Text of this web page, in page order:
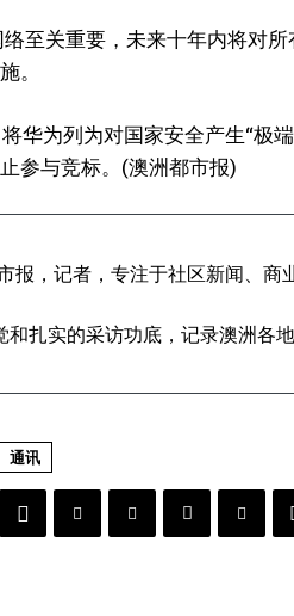
至关重要，未来十年内将对
。
华为列为对国家安全产生“
参与竞标。(澳洲都市报)
报，记者，专注于社区新闻、商
和扎实的采访功底，记录澳洲各
通讯